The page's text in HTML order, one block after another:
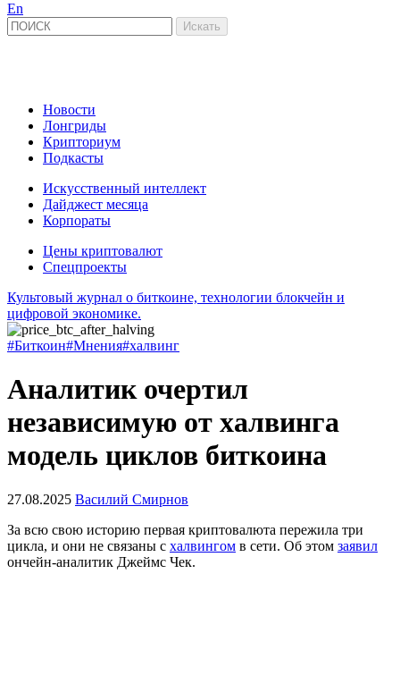
En
Новости
Лонгриды
Крипториум
Подкасты
Искусственный интеллект
Дайджест месяца
Корпораты
Цены криптовалют
Спецпроекты
Культовый журнал о биткоине, технологии блокчейн и
цифровой экономике.
#Биткоин#Мнения#халвинг
Аналитик очертил
независимую от халвинга
модель циклов биткоина
27.08.2025 Василий Смирнов
За всю свою историю первая криптовалюта пережила три
цикла, и они не связаны с халвингом в сети. Об этом заявил
ончейн-аналитик Джеймс Чек.